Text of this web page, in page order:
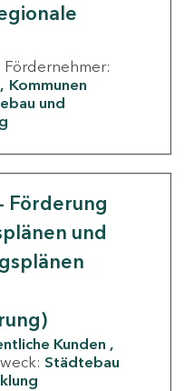
Fördernehmer:
Kommunen
und
Förderung
und
Kunden
Städtebau